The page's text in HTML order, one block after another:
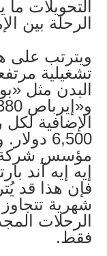
الرحلة بين
ويترتب على
تشغيلية
6,500
مؤسس شركة
فإن هذا قد
الرحلات
فقط.